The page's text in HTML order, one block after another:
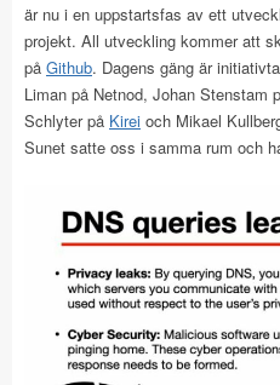
är nu i en uppstartsfas av ett
projekt. All utveckling kommer att
på Github. Dagens gäng är
Liman på Netnod, Johan Stenstam
Schlyter på Kirei och Mikael
Sunet satte oss i samma rum och